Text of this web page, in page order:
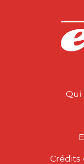
Qui
Crédits